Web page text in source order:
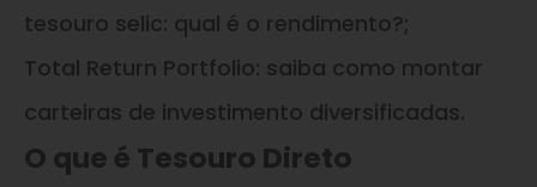
tesouro selic: qual é o rendimento?;
Total Return Portfolio: saiba como montar
carteiras de investimento diversificadas.
O que é Tesouro Direto